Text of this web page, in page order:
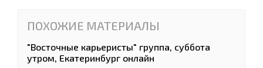
ПОХОЖИЕ МАТЕРИАЛЫ
"Восточные карьеристы" группа, суббота
утром, Екатеринбург онлайн